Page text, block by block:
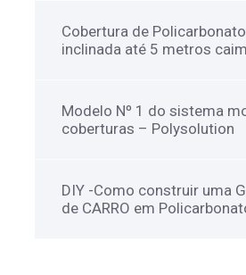
Cobertura de
inclinada até 5 metros
Modelo Nº 1 do sistema
coberturas – Polysolution
DIY -Como construir uma
de CARRO em